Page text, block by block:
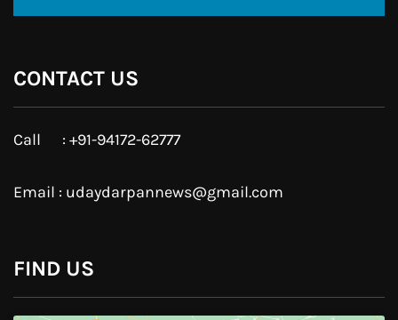
CONTACT US
Call : +91-94172-62777
Email : udaydarpannews@gmail.com
FIND US